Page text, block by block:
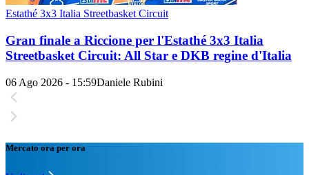
Estathé 3x3 Italia Streetbasket Circuit
Gran finale a Riccione per l'Estathé 3x3 Italia
Streetbasket Circuit: All Star e DKB regine d'Italia
06 Ago 2026 - 15:59Daniele Rubini
Mercato ora per ora